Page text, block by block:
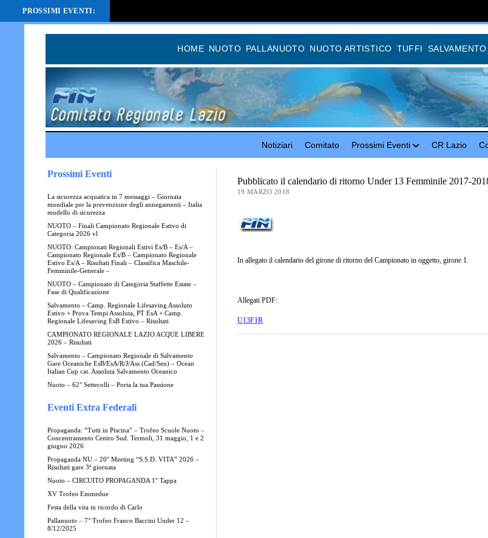
HOME NUOTO PALLANUOTO NUOTO ARTISTICO TUFFI SALVAMENTO
Notiziari Comitato Prossimi Eventi CR Lazio
Prossimi Eventi
La sicurezza acquatica in 7 messaggi – Giornata
mondiale per la prevenzione degli annegamenti – Italia
modello di sicurezza
NUOTO – Finali Campionato Regionale Estivo di
Categoria 2026 vl
NUOTO: Campionati Regionali Estivi Es/B – Es/A –
Campionato Regionale Es/B – Campionato Regionale
Estivo Es/A – Risultati Finali – Classifica Maschile-
Femminile-Generale –
NUOTO – Campionato di Categoria Staffette Estate –
Fase di Qualificazione
Salvamento – Camp. Regionale Lifesaving Assoluto
Estivo + Prova Tempi Assoluta, PT EsA + Camp.
Regionale Lifesaving EsB Estivo – Risultati
CAMPIONATO REGIONALE LAZIO ACQUE LIBERE
2026 – Risultati
Salvamento – Campionato Regionale di Salvamento
Gare Oceaniche EsB/EsA/R/J/Ass (Cad/Sen) – Ocean
Italian Cup cat. Assoluta Salvamento Oceanico
Nuoto – 62° Settecolli – Porta la tua Passione
Eventi Extra Federali
Propaganda: “Tutti in Piscina” – Trofeo Scuole Nuoto –
Concentramento Centro Sud. Termoli, 31 maggio, 1 e 2
giugno 2026
Propaganda NU – 20° Meeting “S.S.D. VITA” 2026 –
Risultati gare 3ª giornata
Nuoto – CIRCUITO PROPAGANDA 1° Tappa
XV Trofeo Emmedue
Festa della vita in ricordo di Carlo
Pallanuoto – 7° Trofeo Franco Baccini Under 12 –
8/12/2025
Pubblicato il calendario di ritorno Under 13 Femminile 2017-
19 MARZO 2018
In allegato il calendario del girone di ritorno del Campionato in oggetto, girone 1.
Allegati PDF:
U13F1R
PROSSIMI EVENTI: